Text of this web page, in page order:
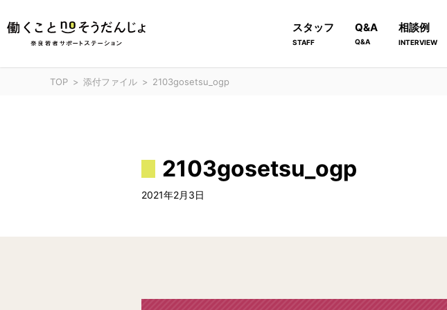
スタッフ
STAFF
Q&A
Q&A
相談例
INTERVIEW
TOP 添付ファイル 2103gosetsu_ogp
2103gosetsu_ogp
2021年2月3日